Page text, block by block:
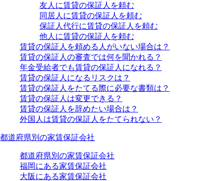
友人に賃貸の保証人を頼む
同居人に賃貸の保証人を頼む
保証人代行に賃貸の保証人を頼む
他人に賃貸の保証人を頼む
賃貸の保証人を頼める人がいない場合は？
賃貸の保証人の審査では何を聞かれる？
年金受給者でも賃貸の保証人になれる？
賃貸の保証人になるリスクは？
賃貸の保証人をたてる際に必要な書類は？
賃貸の保証人は変更できる？
賃貸の保証人を辞めたい場合は？
外国人は賃貸の保証人をたてられない？
都道府県別の家賃保証会社
都道府県別の家賃保証会社
福岡にある家賃保証会社
大阪にある家賃保証会社